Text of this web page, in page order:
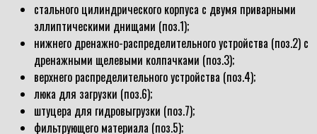
стального цилиндрического корпуса с двумя приварными
эллиптическими днищами (поз.1);
нижнего дренажно-распределительного устройства (поз.2) с
дренажными щелевыми колпачками (поз.3);
верхнего распределительного устройства (поз.4);
люка для загрузки (поз.6);
штуцера для гидровыгрузки (поз.7);
фильтрующего материала (поз.5);